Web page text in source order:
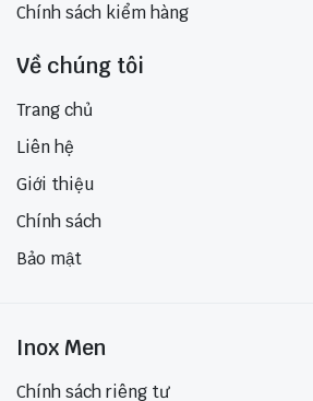
Chính sách kiểm hàng
Về chúng tôi
Trang chủ
Liên hệ
Giới thiệu
Chính sách
Bảo mật
Inox Men
Chính sách riêng tư